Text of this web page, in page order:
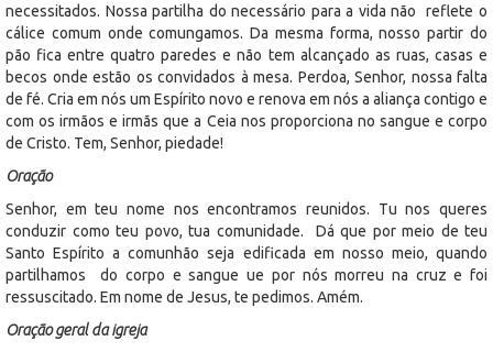
necessitados. Nossa partilha do necessário para a vida não reflete o
cálice comum onde comungamos. Da mesma forma, nosso partir do
pão fica entre quatro paredes e não tem alcançado as ruas, casas e
becos onde estão os convidados à mesa. Perdoa, Senhor, nossa falta
de fé. Cria em nós um Espírito novo e renova em nós a aliança contigo e
com os irmãos e irmãs que a Ceia nos proporciona no sangue e corpo
de Cristo. Tem, Senhor, piedade!
Oração
Senhor, em teu nome nos encontramos reunidos. Tu nos queres
conduzir como teu povo, tua comunidade. Dá que por meio de teu
Santo Espírito a comunhão seja edificada em nosso meio, quando
partilhamos do corpo e sangue ue por nós morreu na cruz e foi
ressuscitado. Em nome de Jesus, te pedimos. Amém.
Oração geral da igreja